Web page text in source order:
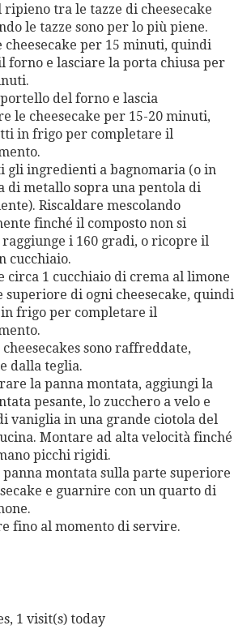
tra le tazze di cheesecake
le tazze sono per lo più piene.
cheesecake per 15 minuti, quindi
forno e lasciare la porta chiusa per
del forno e lascia
le cheesecake per 15-20 minuti,
in frigo per completare il
gli ingredienti a bagnomaria (o in
di metallo sopra una pentola di
Riscaldare mescolando
finché il composto non si
raggiunge i 160 gradi, o ricopre il
cucchiaio.
circa 1 cucchiaio di crema al limone
superiore di ogni cheesecake, quindi
frigo per completare il
cheesecakes sono raffreddate,
dalla teglia.
la panna montata, aggiungi la
pesante, lo zucchero a velo e
vaniglia in una grande ciotola del
Montare ad alta velocità finché
picchi rigidi.
panna montata sulla parte superiore
e guarnire con un quarto di
fino al momento di servire.
1 visit(s) today